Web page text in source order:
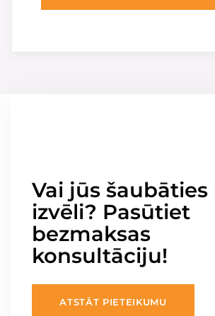
Vai jūs šaubāties
izvēli? Pasūtiet
bezmaksas
konsultāciju!
ATSTĀT PIETEIKUMU